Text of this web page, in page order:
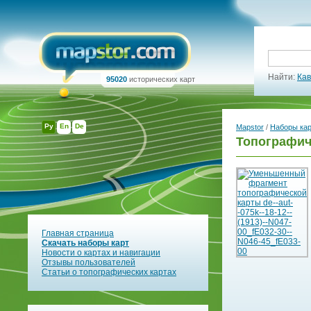
Ру En De
95020 исторических карт Найти:
Главная страница
Скачать наборы карт
Новости о картах и навигации
Отзывы пользователей
Статьи о топографических картах
Mapstor / Наборы